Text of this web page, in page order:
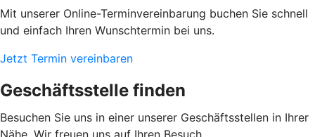
Mit unserer Online-Terminvereinbarung buchen Sie schnell
und einfach Ihren Wunschtermin bei uns.
Jetzt Termin vereinbaren
Geschäftsstelle finden
Besuchen Sie uns in einer unserer Geschäftsstellen in Ihrer